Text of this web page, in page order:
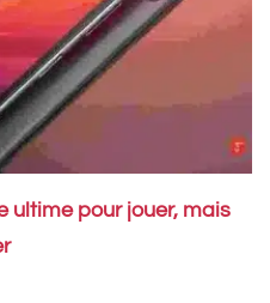
ultime pour jouer, mais